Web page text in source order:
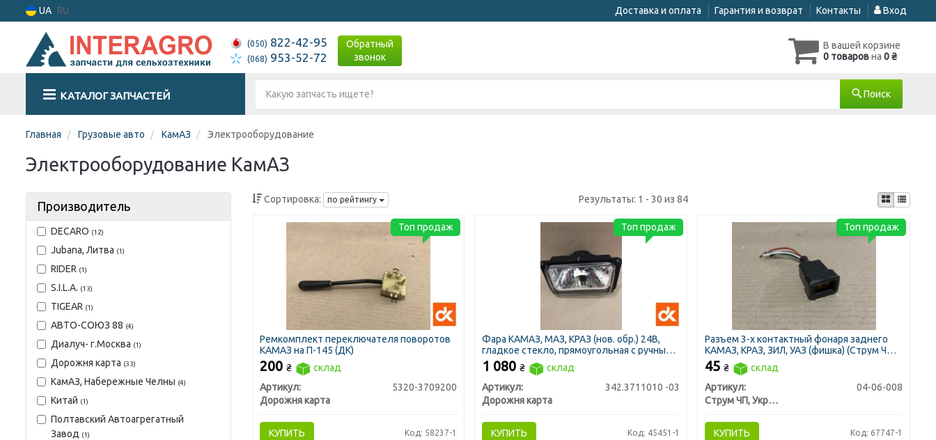
UA RU Доставка и оплата Гарантия и возврат Контакты Вход
(050) 822-42-95
(068) 953-52-72
Обратный
звонок
В вашей корзине
0 товаровна 0 ₴
КАТАЛОГ ЗАПЧАСТЕЙ Поиск
Главная Грузовые авто КамАЗ Электрооборудование
Электрооборудование КамАЗ
Производитель
DECARO (12)
Jubana, Литва (1)
RIDER (1)
S.I.L.A. (13)
TIGEAR (1)
АВТО-СОЮЗ 88 (4)
Диалуч- г.Москва (1)
Дорожня карта (33)
КамАЗ, Набережные Челны (4)
Китай (1)
Полтавский Автоагрегатный
Завод (1)
Сортировка: по рейтингу Результаты: 1 - 30 из 84
Ремкомплект переключателя поворотов
КАМАЗ на П-145 (ДК)
200 ₴
склад
Артикул:
5320-3709200
Дорожня карта
КУПИТЬ Код: 58237-1
Топ продаж
Фара КАМАЗ, МАЗ, КРАЗ (нов. обр.) 24В,
гладкое стекло, прямоугольная с ручным
корректором (ДК)
1 080₴
склад
Артикул:
342.3711010 -03
Дорожня карта
КУПИТЬ Код: 45451-1
Топ продаж
Разъем 3-х контактный фонаря заднего
КАМАЗ, КРАЗ, ЗИЛ, УАЗ (фишка) (Струм ЧП
Украина)
45₴
склад
Артикул:
04-06-008
Струм ЧП, Украина
КУПИТЬ Код: 67747-1
Топ продаж